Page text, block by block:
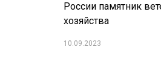
России памятник
хозяйства
10.09.2023